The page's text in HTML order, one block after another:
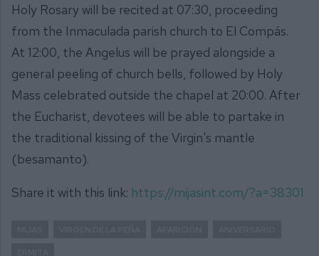
Holy Rosary will be recited at 07:30, proceeding
from the Inmaculada parish church to El Compás.
At 12:00, the Angelus will be prayed alongside a
general peeling of church bells, followed by Holy
Mass celebrated outside the chapel at 20:00. After
the Eucharist, devotees will be able to partake in
the traditional kissing of the Virgin's mantle
(besamanto).
Share it with this link: https://mijasint.com/?a=38301